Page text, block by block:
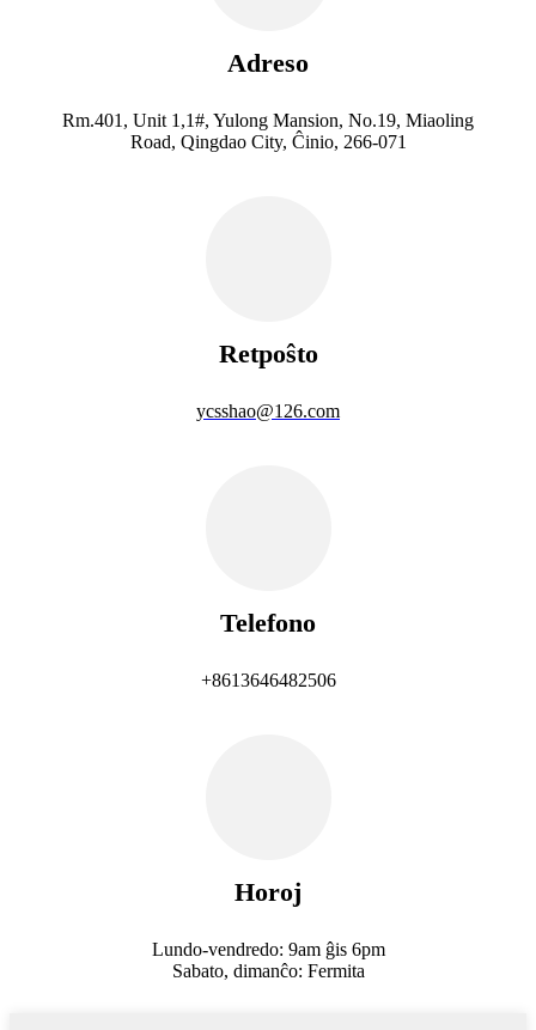
Adreso
Rm.401, Unit 1,1#, Yulong Mansion, No.19, Miaoling
Road, Qingdao City, Ĉinio, 266-071
Retpoŝto
ycsshao@126.com
Telefono
+8613646482506
Horoj
Lundo-vendredo: 9am ĝis 6pm
Sabato, dimanĉo: Fermita